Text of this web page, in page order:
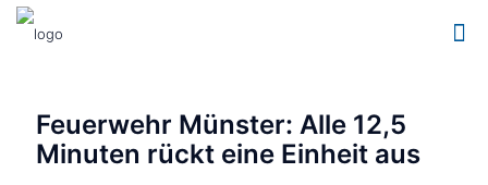
Feuerwehr Münster: Alle 12,5
Minuten rückt eine Einheit aus